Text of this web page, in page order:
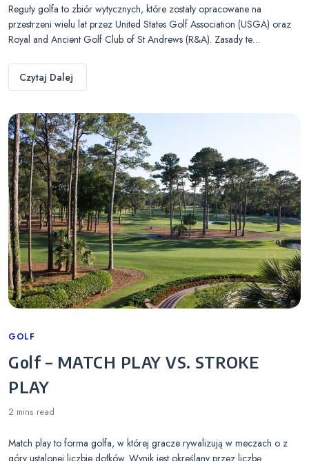
Reguły golfa to zbiór wytycznych, które zostały opracowane na
przestrzeni wielu lat przez United States Golf Association (USGA) oraz
Royal and Ancient Golf Club of St Andrews (R&A). Zasady te…
Czytaj Dalej
Categories
GOLF
Golf – MATCH PLAY VS. STROKE
PLAY
2 mins read
Match play to forma golfa, w której gracze rywalizują w meczach o z
góry ustalonej liczbie dołków. Wynik jest określany przez liczbę